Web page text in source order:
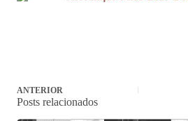
ANTERIOR
Posts relacionados